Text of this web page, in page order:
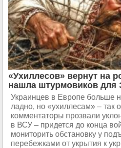
«Ухиллесов» вернут на
нашла штурмовиков для
Украинцев в Европе больше
ладно, но «ухиллесам» – так
комментаторы прозвали
в ВСУ – придется до конца
мониторить обстановку у
перебежками от укрытия к